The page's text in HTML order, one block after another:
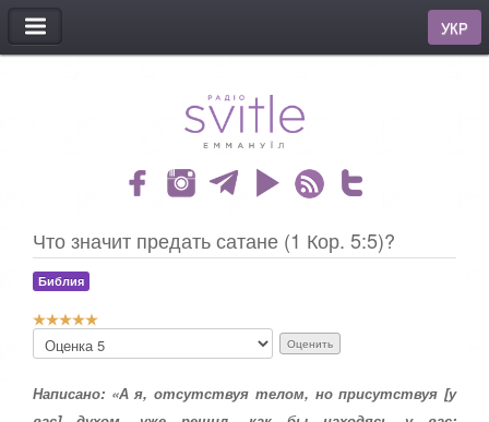
МЕНЮ
УКР
Что значит предать сатане (1 Кор. 5:5)?
Библия
Р
й
и
о
а
л
Написано: «А я, отсутствуя телом, но присутствуя [у